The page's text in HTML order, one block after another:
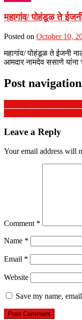
महागांव/ पोहंडूळ ते
Posted on October 10,
महागांव/ पोहंडूळ ते ईजनी
आमदार नामदेव ससाणे
Post navigation
Leave a Reply
Your email address will
Comment *
Name *
Email *
Website
Save my name,